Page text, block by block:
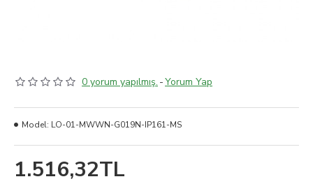
0 yorum yapılmış. -Yorum Yap
1.516,32TL
Model: LO-01-MWWN-G019N-IP161-MS